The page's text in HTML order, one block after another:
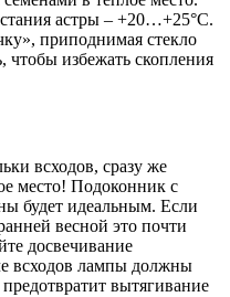
астры – +20…+25°C.
приподнимая стекло
чтобы избежать скопления
всходов, сразу же
место! Подоконник с
будет идеальным. Если
весной это почти
досвечивание
всходов лампы должны
вытягивание